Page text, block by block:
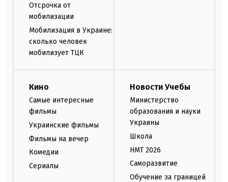
Отсрочка от
мобилизации
Мобилизация в Украине:
сколько человек
мобилизует ТЦК
Кино
Самые интересные
фильмы
Украинские фильмы
Фильмы на вечер
Комедии
Сериалы
Новости Учебы
Министерство
образования и науки
Украины
Школа
НМТ 2026
Саморазвитие
Обучение за границей